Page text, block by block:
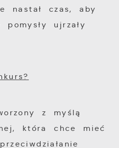
nastał czas, aby
pomysły ujrzały
z myślą
która chce mieć
informacje są
analityczne pliki
wszystkich
służą do
promocyjne
dostawców usług.
nasze treści w